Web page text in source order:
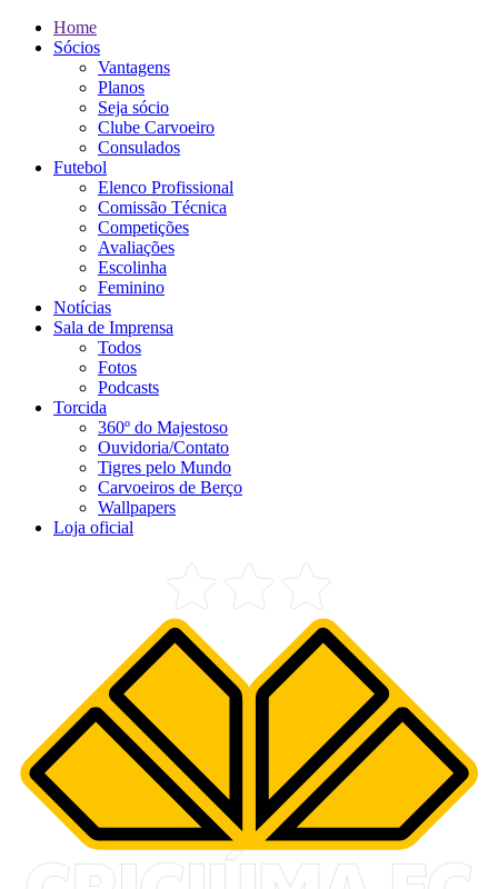
Home
Sócios
Vantagens
Planos
Seja sócio
Clube Carvoeiro
Consulados
Futebol
Elenco Profissional
Comissão Técnica
Competições
Avaliações
Escolinha
Feminino
Notícias
Sala de Imprensa
Todos
Fotos
Podcasts
Torcida
360º do Majestoso
Ouvidoria/Contato
Tigres pelo Mundo
Carvoeiros de Berço
Wallpapers
Loja oficial